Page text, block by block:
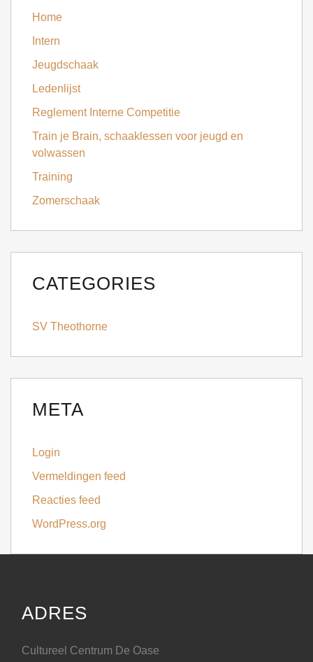
Home
Intern
Jeugdschaak
Ledenlijst
Reglement Interne Competitie
Train je Brain, schaaklessen voor jeugd en
volwassen
Training
Zomerschaak
CATEGORIES
SV Theothorne
META
Login
Vermeldingen feed
Reacties feed
WordPress.org
ADRES
Cultureel Centrum De Oase